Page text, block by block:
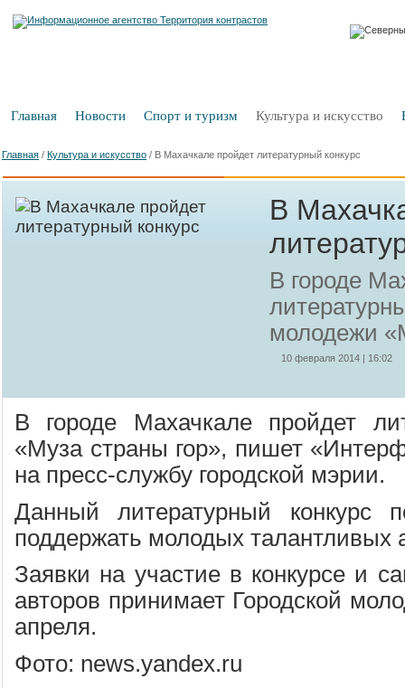
Главная Новости Спорт и туризм Культура и искусство
Главная / Культура и искусство / В Махачкале пройдет литературный конкурс
В
В городе
молодежи
10 февраля 2014 | 16:02
В городе Махачкале пройдет
«Муза страны гор», пишет
на пресс-службу городской мэрии.
Данный литературный конкурс
поддержать молодых талантливых
Заявки на участие в конкурсе и
авторов принимает Городской
апреля.
Фото: news.yandex.ru